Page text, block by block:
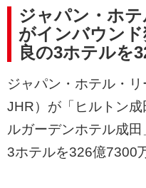
ジャパン・ホ
がインバウン
良の3ホテルを
ジャパン・ホテル・リ
JHR）が「ヒルトン
ルガーデンホテル成
3ホテルを326億7300